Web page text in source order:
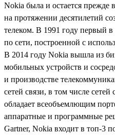
Nokia была и остается прежде
на протяжении десятилетий
телеком. В 1991 году первый
по сети, построенной с
В 2014 году Nokia вышла из
мобильных устройств и
и производстве
сетей связи, в том числе
обладает всеобъемлющим
аппаратные и программные
Gartner, Nokia входит в топ-3